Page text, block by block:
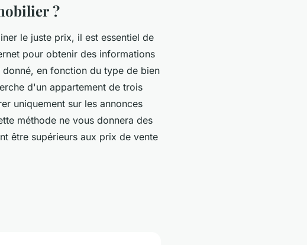
?
le juste prix, il est essentiel de
pour obtenir des informations
en fonction du type de bien
d'un appartement de trois
uniquement sur les annonces
méthode ne vous donnera des
être supérieurs aux prix de vente